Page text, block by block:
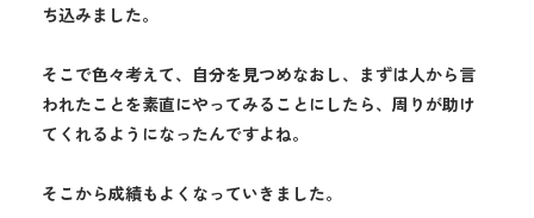
ち込みました。
そこで色々考えて、自分を見つめなおし、まずは人から言
われたことを素直にやってみることにしたら、周りが助け
てくれるようになったんですよね。
そこから成績もよくなっていきました。